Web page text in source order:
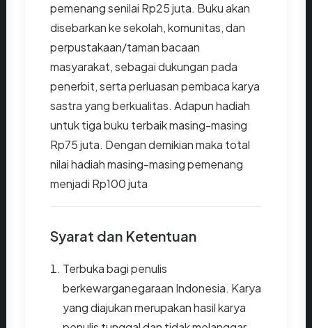
pemenang senilai Rp25 juta. Buku akan
disebarkan ke sekolah, komunitas, dan
perpustakaan/taman bacaan
masyarakat, sebagai dukungan pada
penerbit, serta perluasan pembaca karya
sastra yang berkualitas. Adapun hadiah
untuk tiga buku terbaik masing-masing
Rp75 juta. Dengan demikian maka total
nilai hadiah masing-masing pemenang
menjadi Rp100 juta
Syarat dan Ketentuan
Terbuka bagi penulis
berkewarganegaraan Indonesia. Karya
yang diajukan merupakan hasil karya